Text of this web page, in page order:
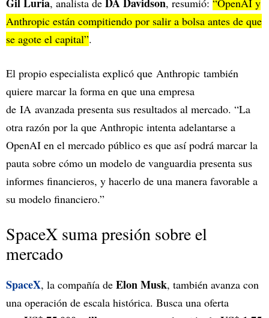
, analista de , resumió: “OpenAI y
Anthropic están compitiendo por salir a bolsa antes de que
se agote el capital”.
El propio especialista explicó que Anthropic también
quiere marcar la forma en que una empresa
de IA avanzada presenta sus resultados al mercado. “La
otra razón por la que Anthropic intenta adelantarse a
OpenAI en el mercado público es que así podrá marcar la
pauta sobre cómo un modelo de vanguardia presenta sus
informes financieros, y hacerlo de una manera favorable a
su modelo financiero.”
SpaceX suma presión sobre el
mercado
SpaceX, la compañía de Elon Musk, también avanza con
una operación de escala histórica. Busca una oferta